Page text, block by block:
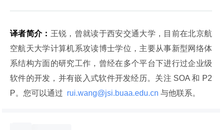
译者简介： 王锐，曾就读于西安交通大学，目前在北京航
空航天大学计算机系攻读博士学位，主要从事新型网络体
系结构方面的研究工作，曾经在多个平台下进行过企业级
软件的开发，并有嵌入式软件开发经历。关注 SOA 和 P2
P。您可以通过 rui.wang@jsi.buaa.edu.cn 与他联系。